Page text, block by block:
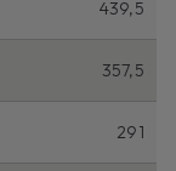
439,5
357,5
291